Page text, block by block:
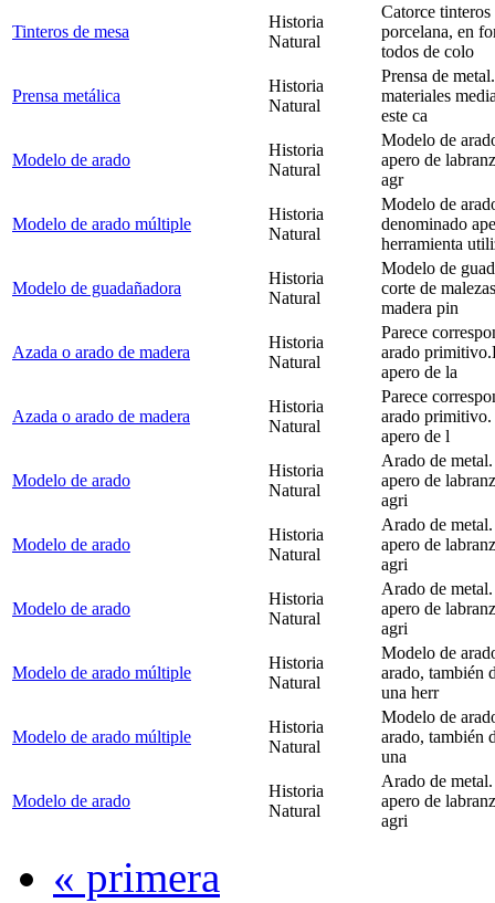
Tinteros de mesa
Historia
Natural
Catorce tinteros
porcelana, en
todos de colo
Prensa metálica
Historia
Natural
Prensa de
materiales
este ca
Modelo de arado
Historia
Natural
Modelo de
apero de
agr
Modelo de arado múltiple
Historia
Natural
Modelo de
denominado
herramienta
Modelo de guadañadora
Historia
Natural
Modelo de
corte de
madera pin
Azada o arado de madera
Historia
Natural
Parece
arado
apero de la
Azada o arado de madera
Historia
Natural
Parece
arado primitivo.
apero de l
Modelo de arado
Historia
Natural
Arado de
apero de
agri
Modelo de arado
Historia
Natural
Arado de
apero de
agri
Modelo de arado
Historia
Natural
Arado de
apero de
agri
Modelo de arado múltiple
Historia
Natural
Modelo de
arado, también
una herr
Modelo de arado múltiple
Historia
Natural
Modelo de
arado, también
una
Modelo de arado
Historia
Natural
Arado de
apero de
agri
« primera